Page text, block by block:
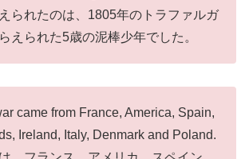
られたのは、1805年のトラファルガ
えられた5歳の泥棒少年でした。
came from France, America, Spain,
Ireland, Italy, Denmark and Poland.